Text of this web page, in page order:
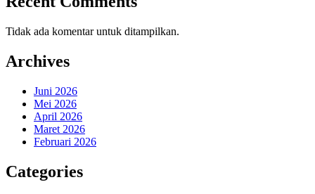
Tidak ada komentar untuk ditampilkan.
Archives
Juni 2026
Mei 2026
April 2026
Maret 2026
Februari 2026
Categories